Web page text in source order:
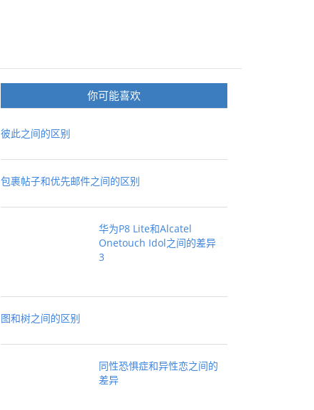
你可能喜欢
彼此之间的区别
包裹帖子和优先邮件之间的区别
华为P8 Lite和Alcatel
Onetouch Idol之间的差异
3
图和树之间的区别
同性恐惧症和异性恋之间的
差异